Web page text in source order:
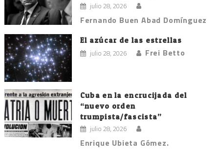
julio 28, 2026
Fernando Buen Abad Domínguez
El azúcar de las estrellas
julio 28, 2026 Frei Betto
Cuba en la encrucijada del
“nuevo orden
trumpista/fascista”
julio 28, 2026
Enrique Ubieta Gómez.